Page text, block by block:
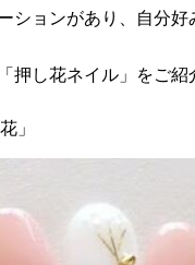
ションがあり、自分
押し花ネイル」をご
」